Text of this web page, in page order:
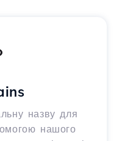
назву для
нашого